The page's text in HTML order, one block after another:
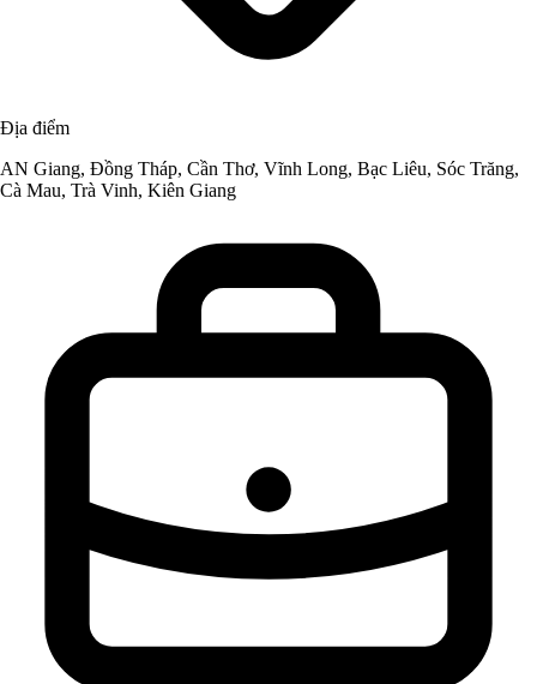
Địa điểm
AN Giang, Đồng Tháp, Cần Thơ, Vĩnh Long, Bạc Liêu, Sóc Trăng,
Cà Mau, Trà Vinh, Kiên Giang